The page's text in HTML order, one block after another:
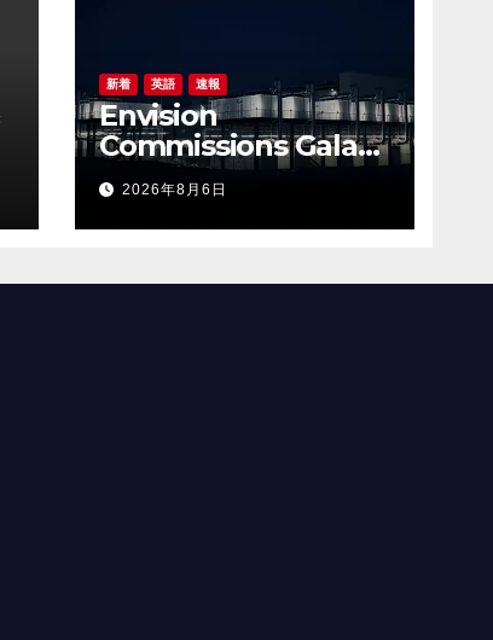
新着 英語 速報
Envision
Commissions Galaxy
Campus in Ulanqab,
Establishing a New
Model for Gigawatt-
2026年8月6日